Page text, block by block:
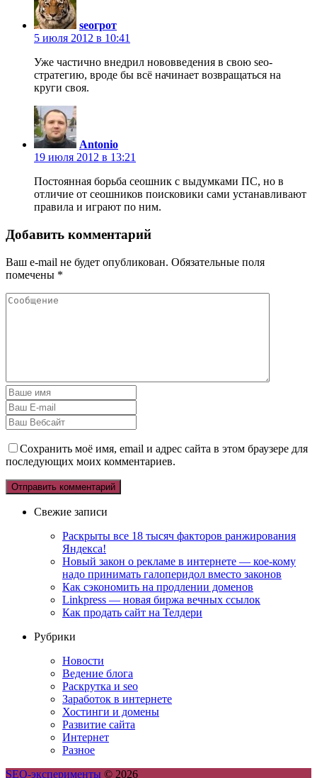
seoгрот
5 июля 2012 в 10:41
Уже частично внедрил нововведения в свою seo-
стратегию, вроде бы всё начинает возвращаться на
круги своя.
Antonio
19 июля 2012 в 13:21
Постоянная борьба сеошник с выдумками ПС, но в
отличие от сеошников поисковики сами устанавливают
правила и играют по ним.
Добавить комментарий
Ваш e-mail не будет опубликован. Обязательные поля
помечены *
Сохранить моё имя, email и адрес сайта в этом браузере для
последующих моих комментариев.
Свежие записи
Раскрыты все 18 тысяч факторов ранжирования
Яндекса!
Новый закон о рекламе в интернете — кое-кому
надо принимать галоперидол вместо законов
Как сэкономить на продлении доменов
Linkpress — новая биржа вечных ссылок
Как продать сайт на Телдери
Рубрики
Новости
Ведение блога
Раскрутка и seo
Заработок в интернете
Хостинги и домены
Развитие сайта
Интернет
Разное
SEO-эксперименты © 2026